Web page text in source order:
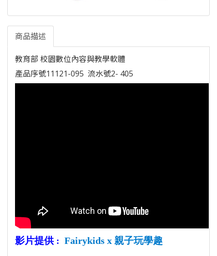
商品描述
教育部 校園數位內容與教學軟體
產品序號11121-095 流水號2- 405
影片提供 : Fairykids x 親子玩學趣